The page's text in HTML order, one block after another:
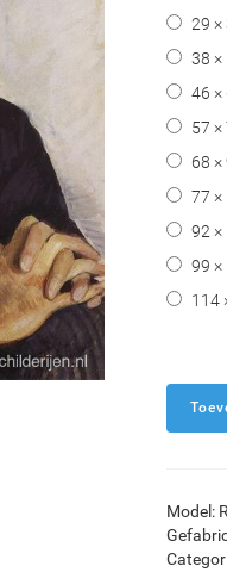
29 ×
38 ×
46 ×
57 ×
68 ×
77 ×
92 ×
99 ×
114
Model: